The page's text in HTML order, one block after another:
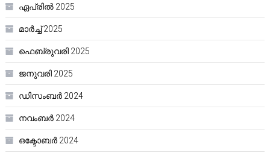
ഏപ്രിൽ 2025
മാർച്ച്‌ 2025
ഫെബ്രുവരി 2025
ജനുവരി 2025
ഡിസംബർ 2024
നവംബർ 2024
ഒക്ടോബർ 2024